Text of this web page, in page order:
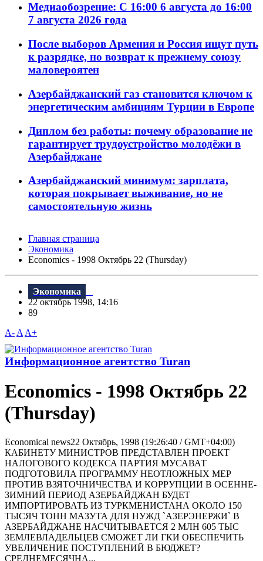
Медиаобозрение: С 16:00 6 августа до 16:00
7 августа 2026 года
После выборов Армения и Россия ищут путь
к разрядке, но возврат к прежнему союзу
маловероятен
Азербайджанский газ становится ключом к
энергетическим амбициям Турции в Европе
Диплом без работы: почему образование не
гарантирует трудоустройство молодёжи в
Азербайджане
Азербайджанский минимум: зарплата,
которая покрывает выживание, но не
самостоятельную жизнь
Главная страница
Экономика
Economics - 1998 Октябрь 22 (Thursday)
Экономика
22 октябрь 1998, 14:16
89
A- A A+
Информационное агентство Turan
Economics - 1998 Октябрь 22
(Thursday)
Economical news22 Октябрь, 1998 (19:26:40 / GMT+04:00)
КАБИНЕТУ МИНИСТРОВ ПРЕДСТАВЛЕН ПРОЕКТ
НАЛОГОВОГО КОДЕКСА ПАРТИЯ МУСАВАТ
ПОДГОТОВИЛА ПРОГРАММУ НЕОТЛОЖНЫХ МЕР
ПРОТИВ ВЗЯТОЧНИЧЕСТВА И КОРРУПЦИИ В ОСЕННЕ-
ЗИМНИЙ ПЕРИОД АЗЕРБАЙДЖАН БУДЕТ
ИМПОРТИРОВАТЬ ИЗ ТУРКМЕНИСТАНА ОКОЛО 150
ТЫСЯЧ ТОНН МАЗУТА ДЛЯ НУЖД `АЗЕРЭНЕРЖИ` В
АЗЕРБАЙДЖАНЕ НАСЧИТЫВАЕТСЯ 2 МЛН 605 ТЫС
ЗЕМЛЕВЛАДЕЛЬЦЕВ СМОЖЕТ ЛИ ГКИ ОБЕСПЕЧИТЬ
УВЕЛИЧЕНИЕ ПОСТУПЛЕНИЙ В БЮДЖЕТ?
СРЕДНЕМЕСЯЧНА...